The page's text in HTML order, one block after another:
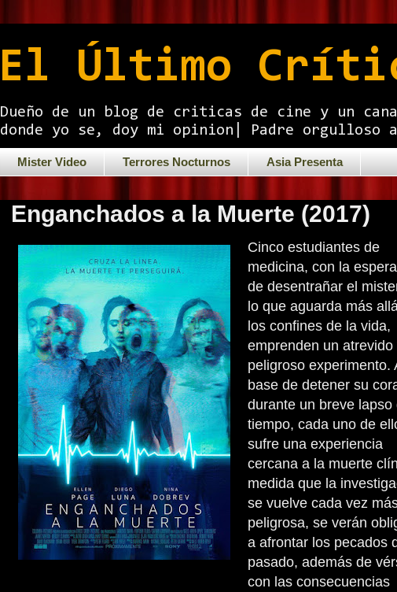
El Último
Dueño de un blog de criticas de cine y un
donde yo se, doy mi opinion| Padre orgulloso
Mister Video Terrores Nocturnos Asia Presenta
Enganchados a la Muerte (2017)
Cinco estudiantes de
medicina, con la
de desentrañar el
lo que aguarda más
los confines de la vida,
emprenden un atrevido
peligroso experimento.
base de detener su
durante un breve lapso
tiempo, cada uno de
sufre una experiencia
cercana a la muerte
medida que la
se vuelve cada vez
peligrosa, se verán
a afrontar los pecados
pasado, además de
con las consecuencias